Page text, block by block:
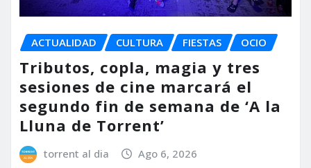
ACTUALIDAD CULTURA FIESTAS OCIO
Tributos, copla, magia y tres
sesiones de cine marcará el
segundo fin de semana de ‘A la
Lluna de Torrent’
torrent al dia Ago 6, 2026